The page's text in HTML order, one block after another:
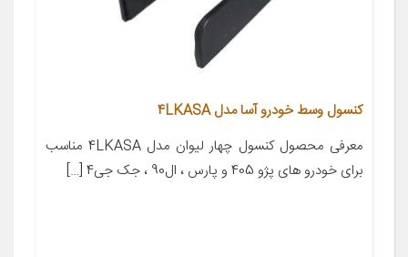
کنسول وسط خودرو آسا مدل 4LKASA
معرفی محصول کنسول چهار لیوان مدل 4LKASA مناسب
برای خودرو های پژو 405 و پارس ، ال90 ، جک جی4 […]